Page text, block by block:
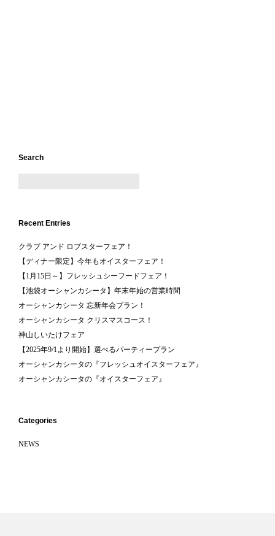
Search
Recent Entries
クラブ アンド ロブスターフェア！
【ディナー限定】今年もオイスターフェア！
【1月15日～】フレッシュシーフードフェア！
【池袋オーシャンカシータ】年末年始の営業時間
オーシャンカシータ 忘新年会プラン！
オーシャンカシータ クリスマスコース！
神山しいたけフェア
【2025年9/1より開始】選べるパーティープラン
オーシャンカシータの『フレッシュオイスターフェア』
オーシャンカシータの『オイスターフェア』
Categories
NEWS